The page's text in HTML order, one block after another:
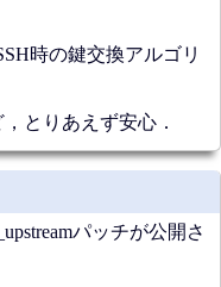
時の鍵交換アルゴリ
とりあえず安心．
パッチが公開さ